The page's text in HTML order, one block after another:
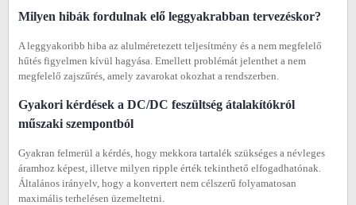
Milyen hibák fordulnak elő leggyakrabban tervezéskor?
A leggyakoribb hiba az alulméretezett teljesítmény és a nem megfelelő
hűtés figyelmen kívül hagyása. Emellett problémát jelenthet a nem
megfelelő zajszűrés, amely zavarokat okozhat a rendszerben.
Gyakori kérdések a DC/DC feszültség átalakítókról
műszaki szempontból
Gyakran felmerül a kérdés, hogy mekkora tartalék szükséges a névleges
áramhoz képest, illetve milyen ripple érték tekinthető elfogadhatónak.
Általános irányelv, hogy a konvertert nem célszerű folyamatosan
maximális terhelésen üzemeltetni.